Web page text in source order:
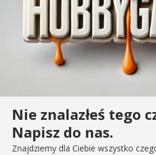
Nie znalazłeś tego
Napisz do nas.
Znajdziemy dla Ciebie wszystko